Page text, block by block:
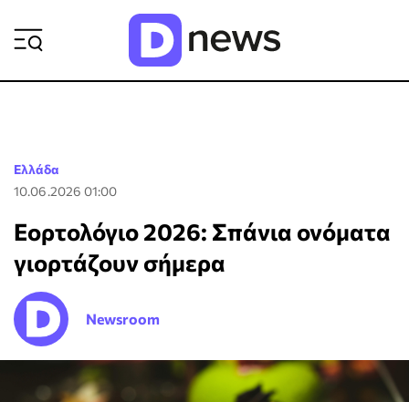
Ελλάδα
10.06.2026 01:00
Εορτολόγιο 2026: Σπάνια ονόματα
γιορτάζουν σήμερα
Newsroom